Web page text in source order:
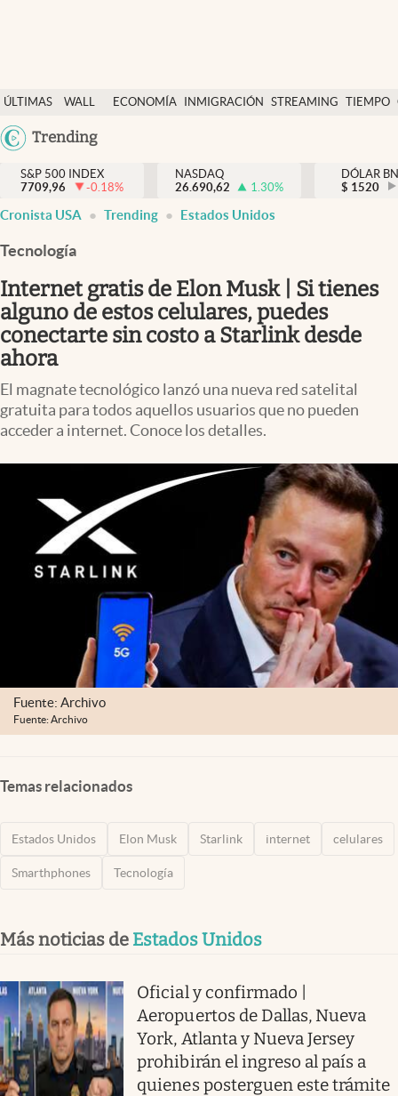
ÚLTIMAS
NOTICIAS
WALL
DÓLAR
ECONOMÍA INMIGRACIÓN STREAMING TIEMPO
México
Trending
Finanzas y economía
Wall Street y dólar
Inmigración
Espiritual
Streaming
Lifestyle
S&P 500 INDEX
7709,96
-0.18%
NASDAQ
26.690,62
1.30%
DÓLAR
$ 1520
Cronista USA Trending Estados Unidos
Tecnología
Internet gratis de Elon Musk | Si tienes
alguno de estos celulares, puedes
conectarte sin costo a Starlink desde
ahora
El magnate tecnológico lanzó una nueva red satelital
gratuita para todos aquellos usuarios que no pueden
acceder a internet. Conoce los detalles.
Fuente: Archivo
Fuente: Archivo
Temas relacionados
Estados Unidos Elon Musk Starlink internet celulares
Smarthphones Tecnología
Más noticias de Estados Unidos
Oficial y confirmado |
Aeropuertos de Dallas, Nueva
York, Atlanta y Nueva Jersey
prohibirán el ingreso al país a
quienes posterguen este trámite